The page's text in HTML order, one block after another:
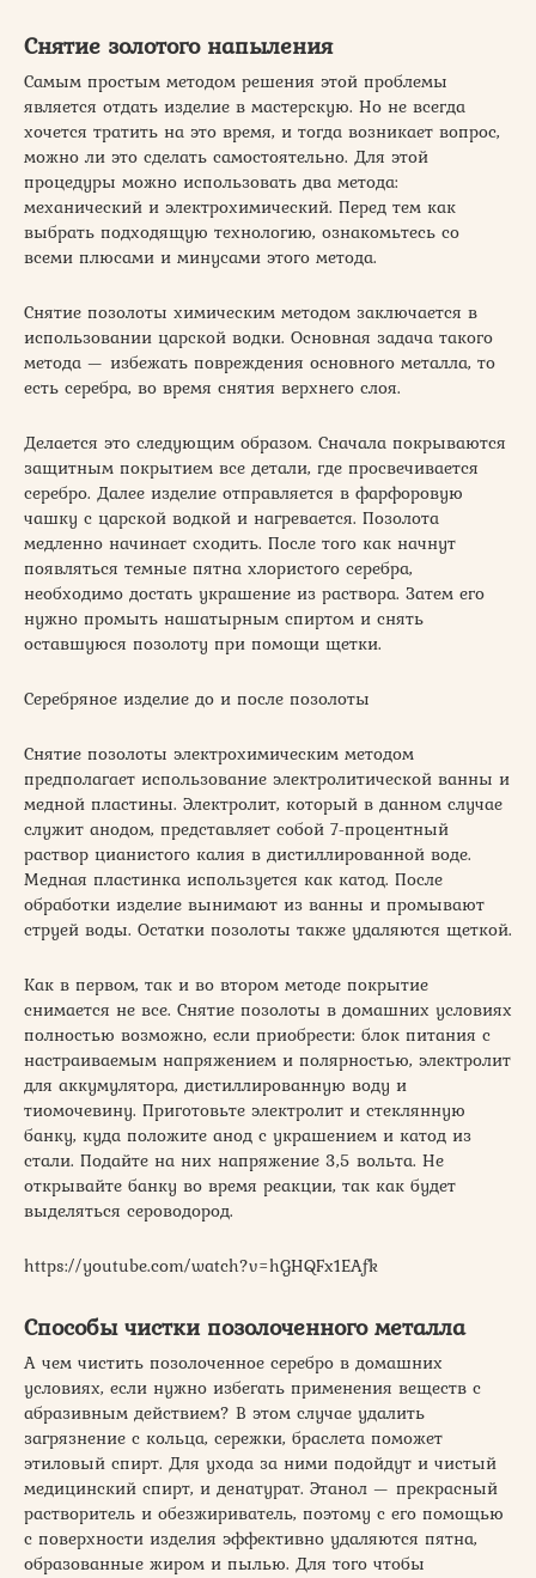
Снятие золотого напыления
Самым простым методом решения этой проблемы
является отдать изделие в мастерскую. Но не всегда
хочется тратить на это время, и тогда возникает вопрос,
можно ли это сделать самостоятельно. Для этой
процедуры можно использовать два метода:
механический и электрохимический. Перед тем как
выбрать подходящую технологию, ознакомьтесь со
всеми плюсами и минусами этого метода.
Снятие позолоты химическим методом заключается в
использовании царской водки. Основная задача такого
метода — избежать повреждения основного металла, то
есть серебра, во время снятия верхнего слоя.
Делается это следующим образом. Сначала покрываются
защитным покрытием все детали, где просвечивается
серебро. Далее изделие отправляется в фарфоровую
чашку с царской водкой и нагревается. Позолота
медленно начинает сходить. После того как начнут
появляться темные пятна хлористого серебра,
необходимо достать украшение из раствора. Затем его
нужно промыть нашатырным спиртом и снять
оставшуюся позолоту при помощи щетки.
Серебряное изделие до и после позолоты
Снятие позолоты электрохимическим методом
предполагает использование электролитической ванны и
медной пластины. Электролит, который в данном случае
служит анодом, представляет собой 7-процентный
раствор цианистого калия в дистиллированной воде.
Медная пластинка используется как катод. После
обработки изделие вынимают из ванны и промывают
струей воды. Остатки позолоты также удаляются щеткой.
Как в первом, так и во втором методе покрытие
снимается не все. Снятие позолоты в домашних условиях
полностью возможно, если приобрести: блок питания с
настраиваемым напряжением и полярностью, электролит
для аккумулятора, дистиллированную воду и
тиомочевину. Приготовьте электролит и стеклянную
банку, куда положите анод с украшением и катод из
стали. Подайте на них напряжение 3,5 вольта. Не
открывайте банку во время реакции, так как будет
выделяться сероводород.
https://youtube.com/watch?v=hGHQFx1EAfk
Способы чистки позолоченного металла
А чем чистить позолоченное серебро в домашних
условиях, если нужно избегать применения веществ с
абразивным действием? В этом случае удалить
загрязнение с кольца, сережки, браслета поможет
этиловый спирт. Для ухода за ними подойдут и чистый
медицинский спирт, и денатурат. Этанол — прекрасный
растворитель и обезжириватель, поэтому с его помощью
с поверхности изделия эффективно удаляются пятна,
образованные жиром и пылью. Для того чтобы